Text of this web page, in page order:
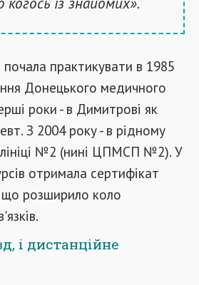
практикувати в 1985
Донецького медичного
роки - в Димитрові як
З 2004 року - в рідному
№2 (нині ЦПМСП №2). У
отримала сертифікат
що розширило коло
і дистанційне